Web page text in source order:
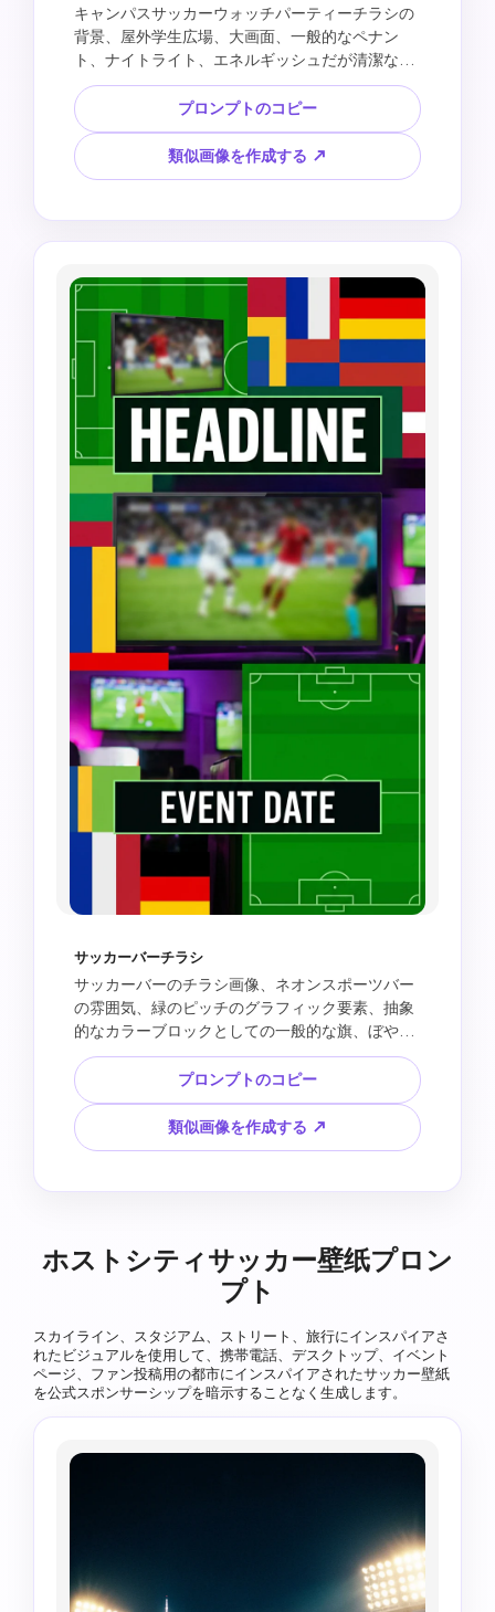
キャンパスサッカーウォッチパーティーチラシの
背景、屋外学生広場、大画面、一般的なペナン
ト、ナイトライト、エネルギッシュだが清潔なイ
ベント雰囲気、モダンな大学イベントデザイン、
チラシコピー用の空の中央エリア、読みやすいテ
キストなし、大学マークなし、公式イベントブラ
ンディングなし、チームの紋章なし、選手の肖像
なし。
プロンプトのコピー
類似画像を作成する ↗
サッカーバーチラシ
サッカーバーのチラシ画像、ネオンスポーツバー
の雰囲気、緑のピッチのグラフィック要素、抽象
的なカラーブロックとしての一般的な旗、ぼやけ
たサッカーアクションを表示するテレビ画面、プ
レミアムナイトライフスポーツデザイン、見出し
と日付の空白領域、読みやすいテキスト、ロゴ、
チームの紋章、実際の選手、公式のジャージを生
成します。
プロンプトのコピー
類似画像を作成する ↗
ホストシティサッカー壁纸プロン
プト
スカイライン、スタジアム、ストリート、旅行にインスパイアさ
れたビジュアルを使用して、携帯電話、デスクトップ、イベント
ページ、ファン投稿用の都市にインスパイアされたサッカー壁紙
を公式スポンサーシップを暗示することなく生成します。